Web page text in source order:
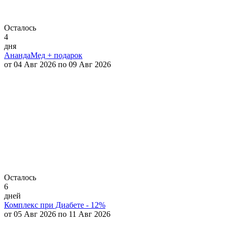
Осталось
4
дня
АнандаМед + подарок
от 04 Авг 2026 по 09 Авг 2026
Осталось
6
дней
Комплекс при Диабете - 12%
от 05 Авг 2026 по 11 Авг 2026